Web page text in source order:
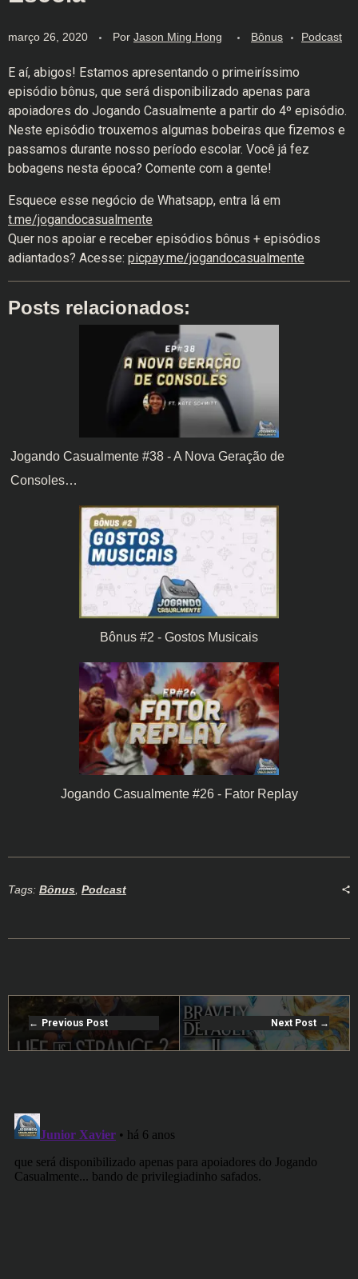
março 26, 2020 Por Jason Ming Hong Bônus Podcast
E aí, abigos! Estamos apresentando o primeiríssimo
episódio bônus, que será disponibilizado apenas para
apoiadores do Jogando Casualmente a partir do 4º episódio.
Neste episódio trouxemos algumas bobeiras que fizemos e
passamos durante nosso período escolar. Você já fez
bobagens nesta época? Comente com a gente!
Esquece esse negócio de Whatsapp, entra lá em
t.me/jogandocasualmente
Quer nos apoiar e receber episódios bônus + episódios
adiantados? Acesse: picpay.me/jogandocasualmente
Posts relacionados:
Jogando Casualmente #38 - A Nova Geração de
Consoles…
Bônus #2 - Gostos Musicais
Jogando Casualmente #26 - Fator Replay
Tags: Bônus Podcast
Previous Post Next Post